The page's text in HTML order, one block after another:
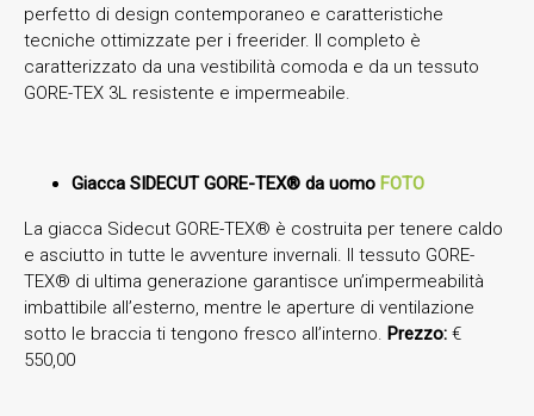
perfetto di design contemporaneo e caratteristiche
tecniche ottimizzate per i freerider. Il completo è
caratterizzato da una vestibilità comoda e da un tessuto
GORE-TEX 3L resistente e impermeabile.
Giacca SIDECUT GORE-TEX® da uomo FOTO
La giacca Sidecut GORE-TEX® è costruita per tenere caldo
e asciutto in tutte le avventure invernali. Il tessuto GORE-
TEX® di ultima generazione garantisce un’impermeabilità
imbattibile all’esterno, mentre le aperture di ventilazione
sotto le braccia ti tengono fresco all’interno. Prezzo: €
550,00